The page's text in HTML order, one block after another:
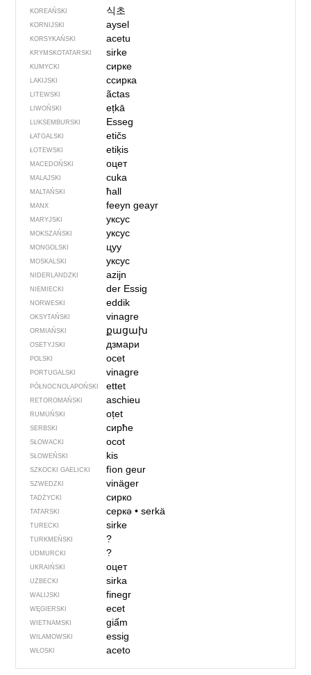
KOREAŃSKI 식초
KORNIJSKI aysel
KORSYKAŃSKI acetu
KRYMSKOTATARSKI sirke
KUMYCKI сирке
LAKIJSKI ссирка
LITEWSKI ãctas
LIWOŃSKI ețkā
LUKSEMBURSKI Esseg
ŁATGALSKI etičs
ŁOTEWSKI etiķis
MACEDOŃSKI оцет
MALAJSKI cuka
MALTAŃSKI ħall
MANX feeyn geayr
MARYJSKI уксус
MOKSZAŃSKI уксус
MONGOLSKI цуу
MOSKALSKI уксус
NIDERLANDZKI azijn
NIEMIECKI der Essig
NORWESKI eddik
OKSYTAŃSKI vinagre
ORMIAŃSKI քացախ
OSETYJSKI дзмари
POLSKI ocet
PORTUGALSKI vinagre
PÓŁNOCNO­LA­POŃ­SKI ettet
RETOROMAŃSKI aschieu
RUMUŃSKI oțet
SERBSKI сирће
SŁOWACKI ocot
SŁOWEŃSKI kis
SZKOCKI GAELICKI fìon geur
SZWEDZKI vinäger
TADŻYCKI сирко
TATARSKI серкә• serkä
TURECKI sirke
TURKMEŃSKI ?
UDMURCKI ?
UKRAIŃSKI оцет
UZBECKI sirka
WALIJSKI finegr
WĘGIERSKI ecet
WIETNAMSKI giấm
WILAMOWSKI essig
WŁOSKI aceto